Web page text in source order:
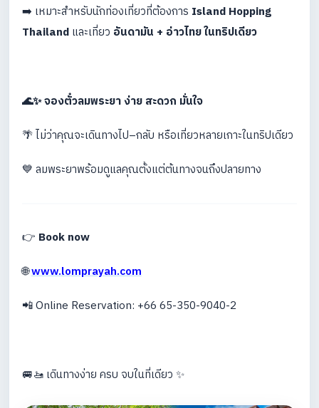
➡️ เหมาะสำหรับนักท่องเที่ยวที่ต้องการ Island Hopping
Thailandและเที่ยว อันดามัน + อ่าวไทย ในทริปเดียว
🌊✨ จองตั๋วลมพระยา ง่าย สะดวก มั่นใจ
🌴 ไม่ว่าคุณจะเดินทางไป–กลับ หรือเที่ยวหลายเกาะในทริปเดียว
💙 ลมพระยาพร้อมดูแลคุณตั้งแต่ต้นทางจนถึงปลายทาง
👉 Book now
🌐www.lomprayah.com
📲 Online Reservation: +66 65-350-9040-2
🚐🚤 เดินทางง่าย ครบ จบในที่เดียว ✨